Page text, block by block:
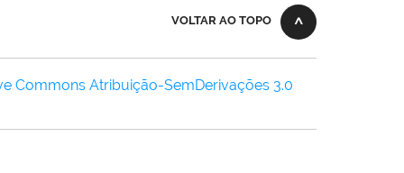
VOLTAR AO TOPO
Commons Atribuição-SemDerivações 3.0